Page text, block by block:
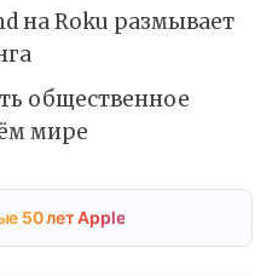
на Roku размывает
общественное
мире
50 лет Apple